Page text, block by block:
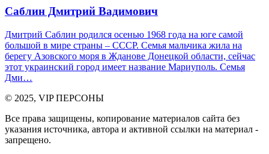
Саблин Дмитрий Вадимович
Дмитрий Саблин родился осенью 1968 года на юге самой
большой в мире страны – СССР. Семья мальчика жила на
берегу Азовского моря в Жданове Донецкой области, сейчас
этот украинский город имеет название Мариуполь. Семья
Дми…
© 2025, VIP ПЕРСОНЫ
Все права защищены, копирование материалов сайта без
указания источника, автора и активной ссылки на материал -
запрещено.